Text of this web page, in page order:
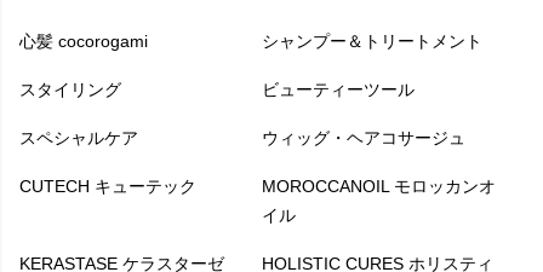
心髪 cocorogami シャンプー＆トリートメント
スタイリング ビューティーツール
スペシャルケア ウィッグ・ヘアコサージュ
CUTECH キューテック
MOROCCANOIL モロッカンオ
イル
KERASTASE ケラスターゼ
HOLISTIC CURES ホリスティ